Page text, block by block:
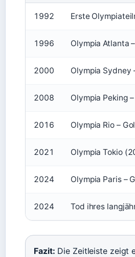
1992 Erste
1996 Olympia Atlanta
2000 Olympia Sydney
2008 Olympia Peking
2016 Olympia Rio –
2021 Olympia Tokio
2024 Olympia Paris –
2024 Tod ihres
Fazit: Die Zeitleiste zeigt